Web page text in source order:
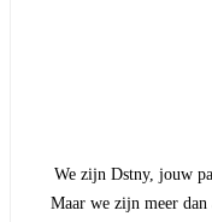
We zijn Dstny, jouw
Maar we zijn meer